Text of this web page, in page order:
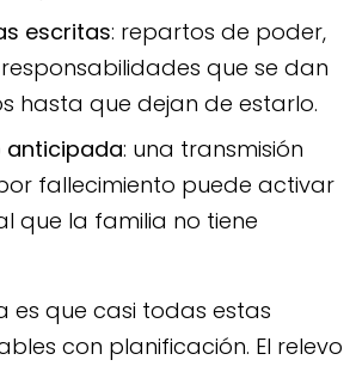
escritas: repartos de poder,
que se dan
hasta que dejan de estarlo.
anticipada: una transmisión
fallecimiento puede activar
que la familia no tiene
es que casi todas estas
con planificación. El relevo